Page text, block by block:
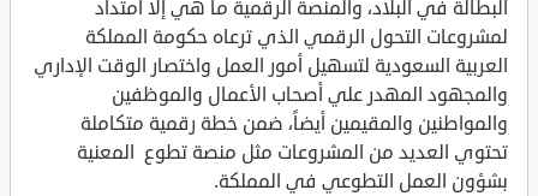
البطالة في البلاد، والمنصة الرقمية ما هي إلا امتداد
لمشروعات التحول الرقمي الذي ترعاه حكومة المملكة
العربية السعودية لتسهيل أمور العمل واختصار الوقت الإداري
والمجهود المهدر علي أصحاب الأعمال والموظفين
والمواطنين والمقيمين أيضاً، ضمن خطة رقمية متكاملة
تحتوي العديد من المشروعات مثل منصة تطوع المعنية
بشؤون العمل التطوعي في المملكة.